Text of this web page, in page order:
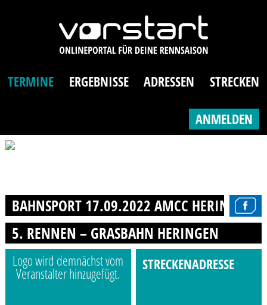
TERMINE ERGEBNISSE ADRESSEN STRECKEN
ANMELDEN
BAHNSPORT 17.09.2022 AMCC HERINGEN
5. RENNEN – GRASBAHN HERINGEN
Logo wird demnächst vom
Veranstalter hinzugefügt. STRECKENADRESSE